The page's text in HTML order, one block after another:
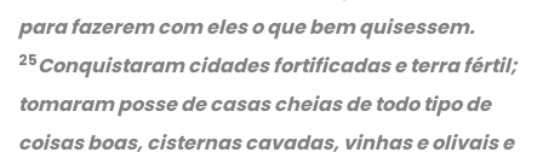
para fazerem com eles o que bem quisessem.
25Conquistaram cidades fortificadas e terra fértil;
tomaram posse de casas cheias de todo tipo de
coisas boas, cisternas cavadas, vinhas e olivais e